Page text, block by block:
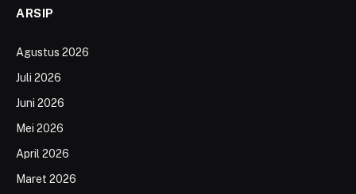
ARSIP
Agustus 2026
Juli 2026
Juni 2026
Mei 2026
April 2026
Maret 2026